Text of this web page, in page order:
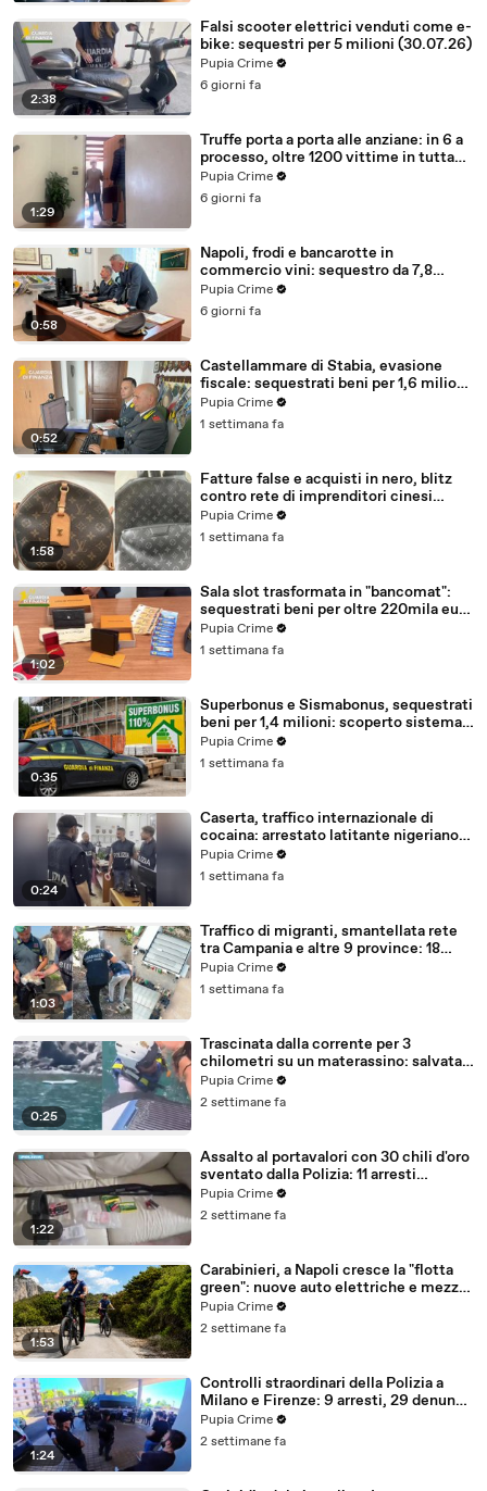
2:38
Falsi scooter elettrici venduti come e-
bike: sequestri per 5 milioni (30.07.26)
Pupia Crime
6 giorni fa
1:29
Truffe porta a porta alle anziane: in 6 a
processo, oltre 1200 vittime in tutta
Italia (30.07.26)
Pupia Crime
6 giorni fa
0:58
Napoli, frodi e bancarotte in
commercio vini: sequestro da 7,8
milioni (30.07.26)
Pupia Crime
6 giorni fa
0:52
Castellammare di Stabia, evasione
fiscale: sequestrati beni per 1,6 milioni
ad un consorzio navale (29.07.26)
Pupia Crime
1 settimana fa
1:58
Fatture false e acquisti in nero, blitz
contro rete di imprenditori cinesi
sequestri per 8,5 milioni (29.07.26)
Pupia Crime
1 settimana fa
1:02
Sala slot trasformata in "bancomat":
sequestrati beni per oltre 220mila euro
a due coniugi (29.07.26)
Pupia Crime
1 settimana fa
0:35
Superbonus e Sismabonus, sequestrati
beni per 1,4 milioni: scoperto sistema
con false abitazioni (29.07.26)
Pupia Crime
1 settimana fa
0:24
Caserta, traffico internazionale di
cocaina: arrestato latitante nigeriano
ricercato dal 2019 (28.07.26)
Pupia Crime
1 settimana fa
1:03
Traffico di migranti, smantellata rete
tra Campania e altre 9 province: 18
arresti (27.07.26)
Pupia Crime
1 settimana fa
0:25
Trascinata dalla corrente per 3
chilometri su un materassino: salvata
dalla Polizia (25.07.26)
Pupia Crime
2 settimane fa
1:22
Assalto al portavalori con 30 chili d'oro
sventato dalla Polizia: 11 arresti
(25.07.26)
Pupia Crime
2 settimane fa
1:53
Carabinieri, a Napoli cresce la "flotta
green": nuove auto elettriche e mezzi
sostenibili anche sulle isole (25.07.26)
Pupia Crime
2 settimane fa
1:24
Controlli straordinari della Polizia a
Milano e Firenze: 9 arresti, 29 denunce
e oltre 7mila persone identificate
(25.07.26)
Pupia Crime
2 settimane fa